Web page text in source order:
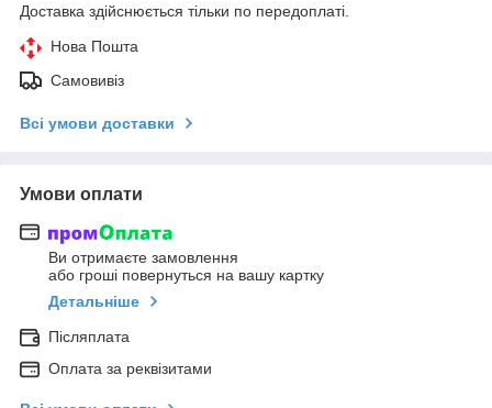
Доставка здійснюється тільки по передоплаті.
Нова Пошта
Самовивіз
Всі умови доставки
Умови оплати
Ви отримаєте замовлення
або гроші повернуться на вашу картку
Детальніше
Післяплата
Оплата за реквізитами